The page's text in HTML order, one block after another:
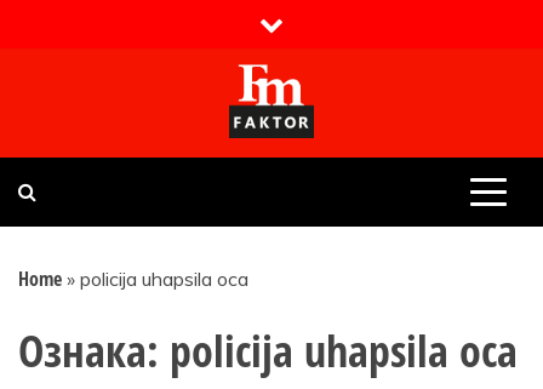
Faktor magazin
Uvijek presudan
Home » policija uhapsila oca
Ознака: policija uhapsila oca